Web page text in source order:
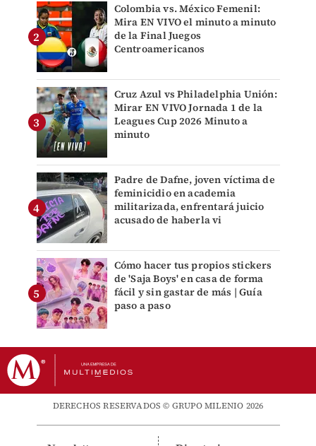
Colombia vs. México Femenil:
Mira EN VIVO el minuto a minuto
de la Final Juegos
Centroamericanos
Cruz Azul vs Philadelphia Unión:
Mirar EN VIVO Jornada 1 de la
Leagues Cup 2026 Minuto a
minuto
Padre de Dafne, joven víctima de
feminicidio en academia
militarizada, enfrentará juicio
acusado de haberla vi
Cómo hacer tus propios stickers
de 'Saja Boys' en casa de forma
fácil y sin gastar de más | Guía
paso a paso
DERECHOS RESERVADOS © GRUPO MILENIO 2026